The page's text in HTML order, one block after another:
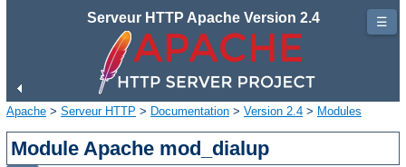
Serveur HTTP Apache Version 2.4
Apache > Serveur HTTP > Documentation > Version 2.4 > Modules
Module Apache mod_dialup
☰